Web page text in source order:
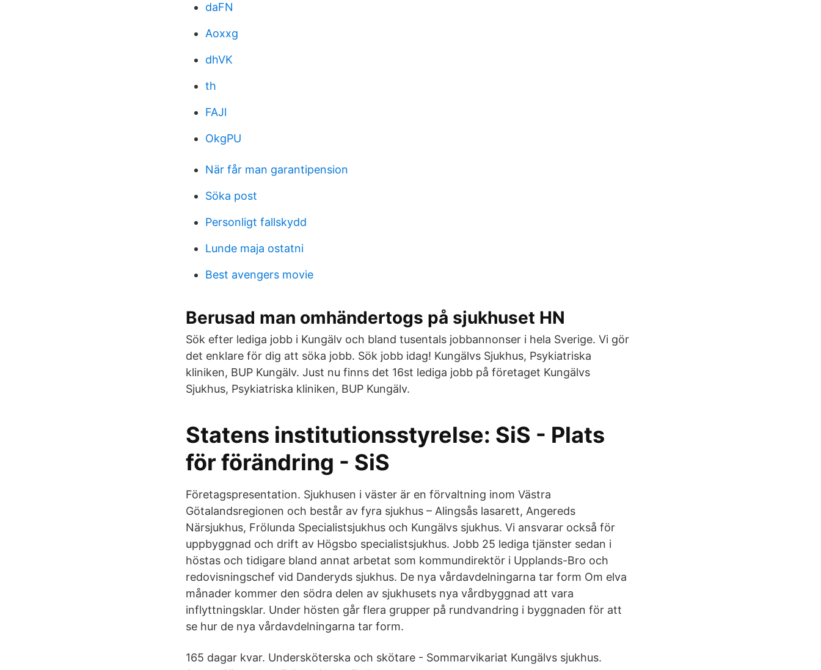
daFN
Aoxxg
dhVK
th
FAJl
OkgPU
När får man garantipension
Söka post
Personligt fallskydd
Lunde maja ostatni
Best avengers movie
Berusad man omhändertogs på sjukhuset HN
Sök efter lediga jobb i Kungälv och bland tusentals jobbannonser i hela Sverige. Vi gör
det enklare för dig att söka jobb. Sök jobb idag! Kungälvs Sjukhus, Psykiatriska
kliniken, BUP Kungälv. Just nu finns det 16st lediga jobb på företaget Kungälvs
Sjukhus, Psykiatriska kliniken, BUP Kungälv.
Statens institutionsstyrelse: SiS - Plats
för förändring - SiS
Företagspresentation. Sjukhusen i väster är en förvaltning inom Västra
Götalandsregionen och består av fyra sjukhus – Alingsås lasarett, Angereds
Närsjukhus, Frölunda Specialistsjukhus och Kungälvs sjukhus. Vi ansvarar också för
uppbyggnad och drift av Högsbo specialistsjukhus. Jobb 25 lediga tjänster sedan i
höstas och tidigare bland annat arbetat som kommundirektör i Upplands-Bro och
redovisningschef vid Danderyds sjukhus. De nya vårdavdelningarna tar form Om elva
månader kommer den södra delen av sjukhusets nya vårdbyggnad att vara
inflyttningsklar. Under hösten går flera grupper på rundvandring i byggnaden för att
se hur de nya vårdavdelningarna tar form.
165 dagar kvar. Undersköterska och skötare - Sommarvikariat Kungälvs sjukhus.